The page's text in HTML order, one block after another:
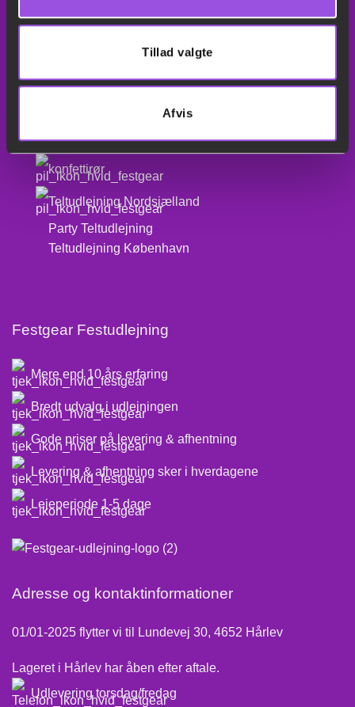
Tillad valgte
Afvis
Festgear Festudlejning
Mere end 10 års erfaring
Bredt udvalg i udlejningen
Gode priser på levering & afhentning
Levering & afhentning sker i hverdagene
Lejeperiode 1-5 dage
Adresse og kontaktinformationer
01/01-2025 flytter vi til Lundevej 30, 4652 Hårlev
Lageret i Hårlev har åben efter aftale.
Udlevering torsdag/fredag
Balloner
konfettirør
Teltudlejning Nordsjælland
Party Teltudlejning
Teltudlejning København